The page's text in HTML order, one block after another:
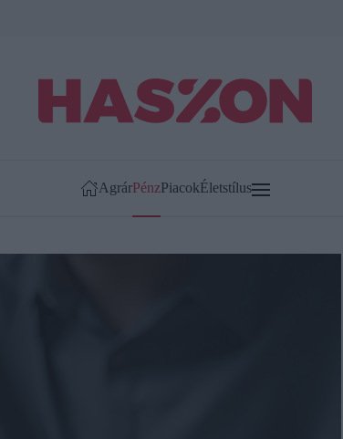
AgrárPénzPiacokÉletstílus